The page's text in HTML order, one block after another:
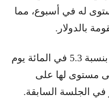
له في أسبوع، مما
بالدولار.
وانخفضت أسعار السبائك بنسبة 5.3 في المائة يوم
مستوى لها على
4381.21 دولار في الجلسة السابقة.